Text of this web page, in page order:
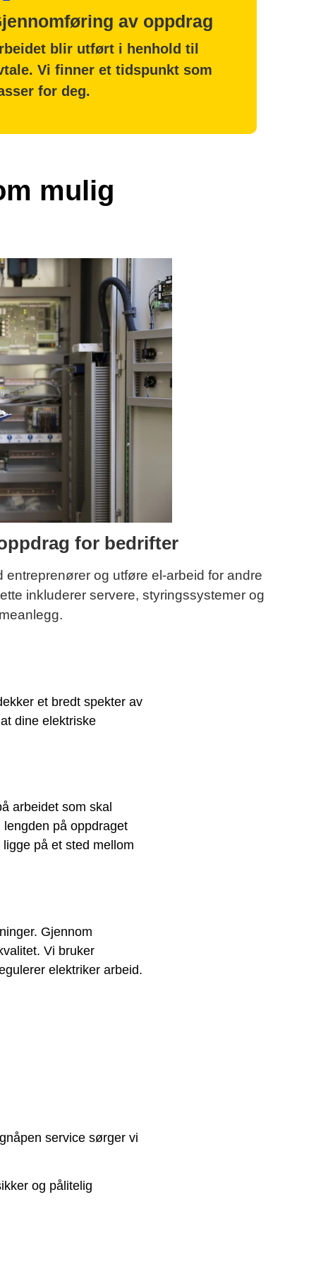
av oppdrag
blir utført i henhold til
Vi finner et tidspunkt som
for deg.
mulig
for bedrifter
og utføre el-arbeid for andre
inkluderer servere, styringssystemer og
et bredt spekter av
dine elektriske
arbeidet som skal
på oppdraget
på et sted mellom
Gjennom
Vi bruker
elektriker arbeid.
service sørger vi
og pålitelig